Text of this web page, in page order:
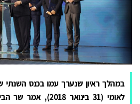
במהלך ראיון שנערך עמו בכנס השנתי
לאומי (31 בינואר